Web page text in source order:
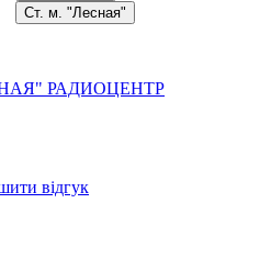
Ст. м. "Лесная"
РАДИОЦЕНТР
відгук